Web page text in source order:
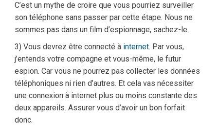
C’est un mythe de croire que vous pourriez surveiller
son téléphone sans passer par cette étape. Nous ne
sommes pas dans un film d’espionnage, sachez-le.
3) Vous devrez être connecté à internet. Par vous,
j’entends votre compagne et vous-même, le futur
espion. Car vous ne pourrez pas collecter les données
téléphoniques ni rien d’autres. Et cela vas nécessiter
une connexion à internet plus ou moins constante des
deux appareils. Assurer vous d’avoir un bon forfait
donc.